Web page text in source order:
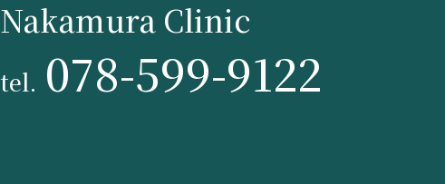
Nakamura Clinic
tel. 078-599-9122